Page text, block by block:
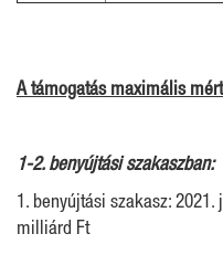
A támogatás maximális
1-2. benyújtási szakaszban:
1. benyújtási szakasz:
milliárd Ft